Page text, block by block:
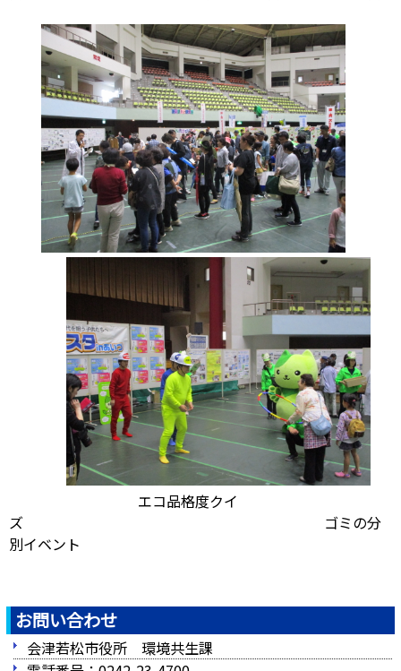
エコ品格度クイ
ズ ゴミの分
別イベント
お問い合わせ
会津若松市役所 環境共生課